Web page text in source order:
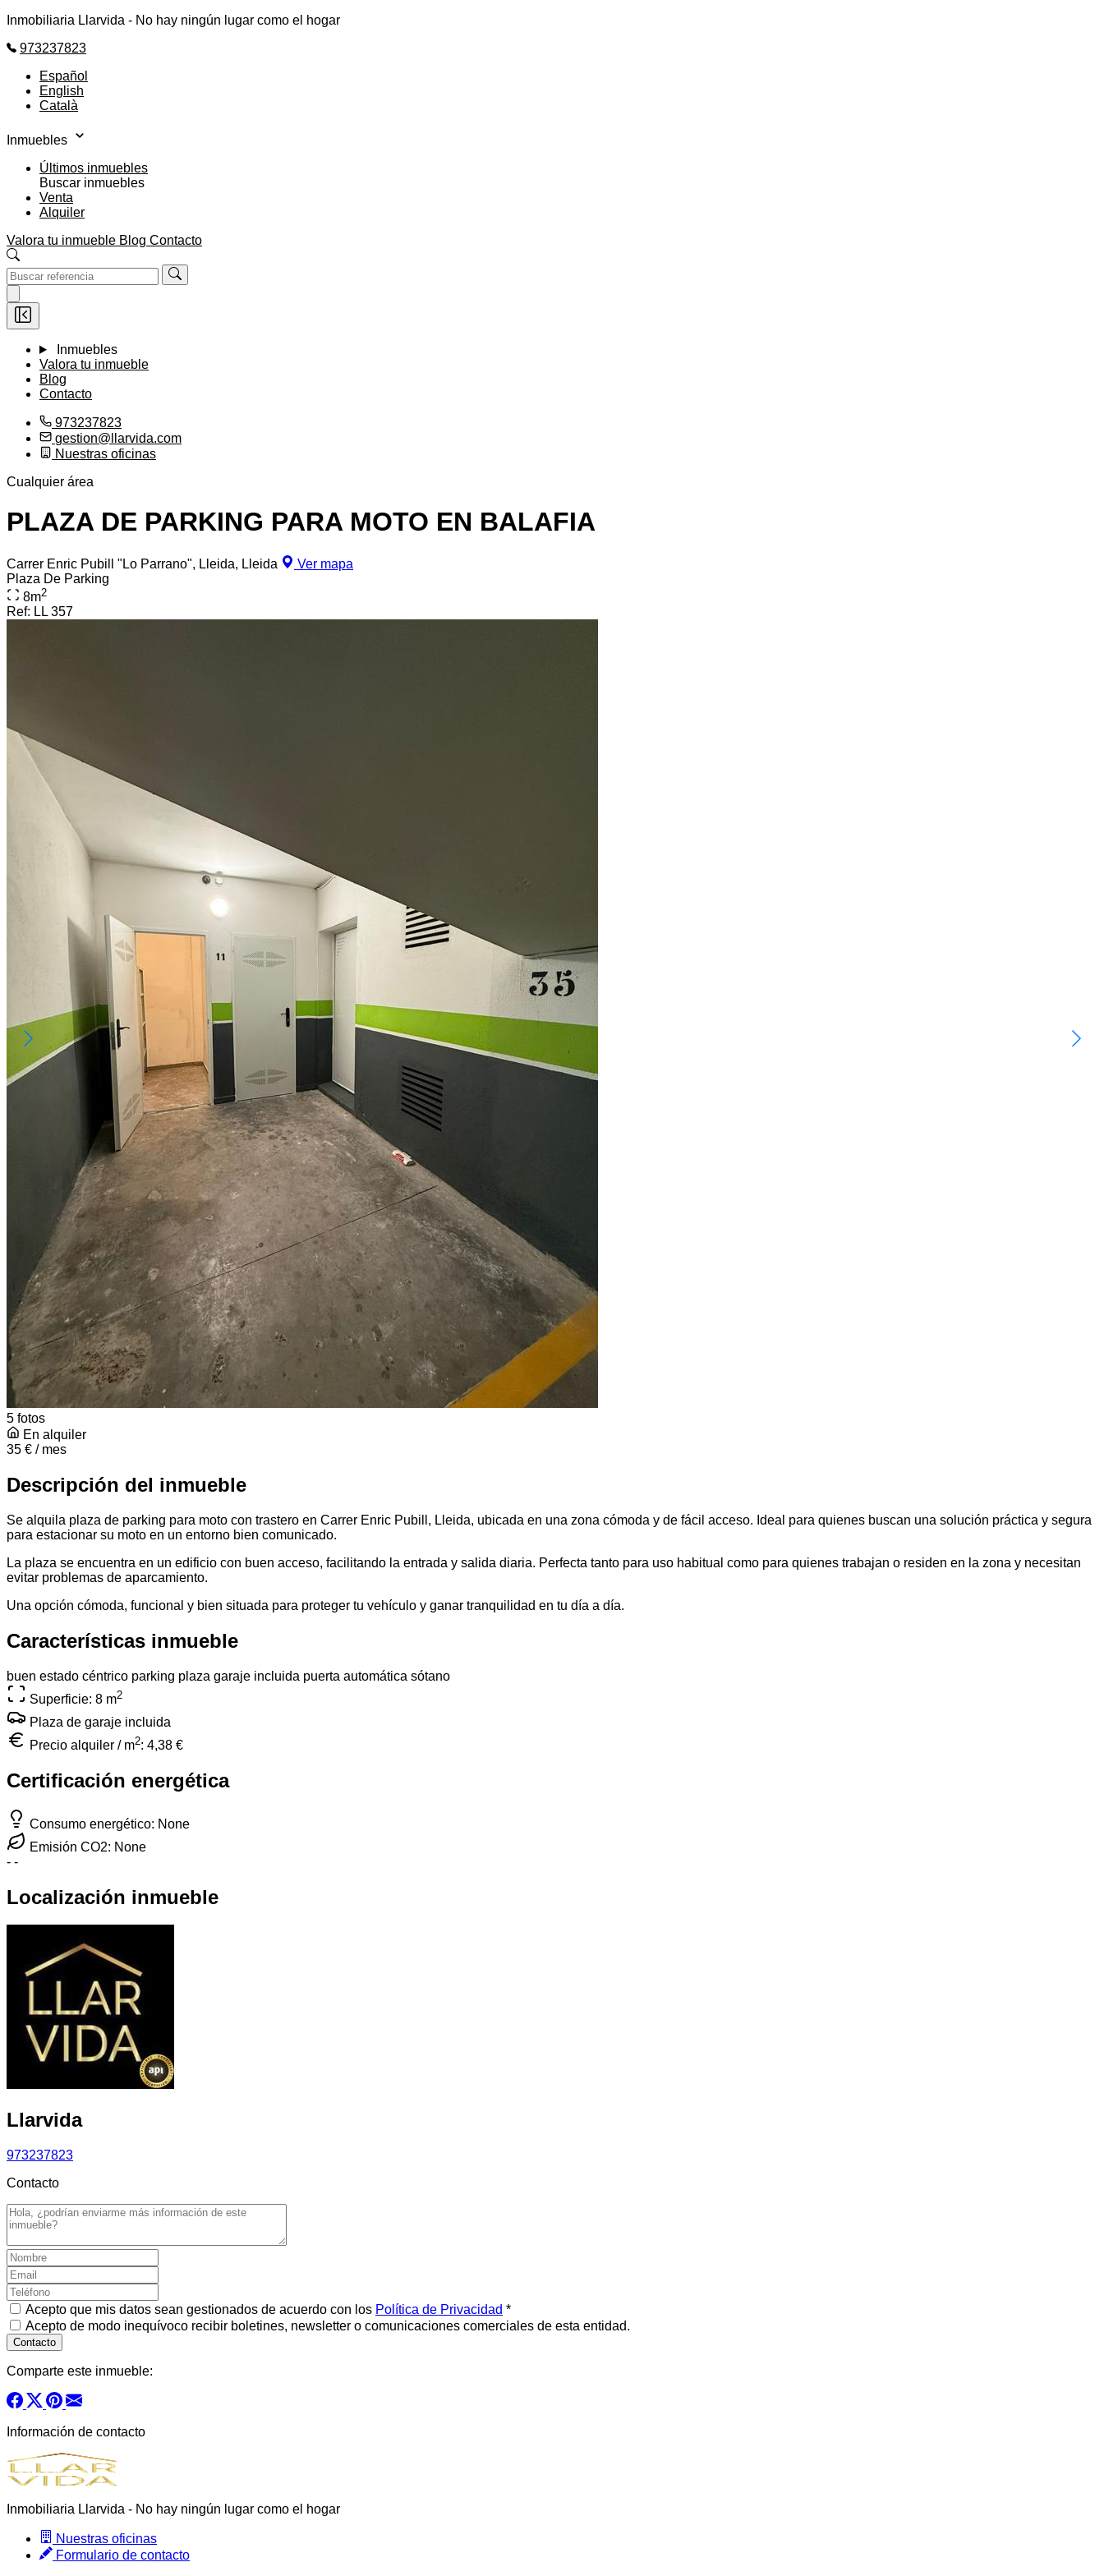
Inmobiliaria Llarvida - No hay ningún lugar como el hogar
973237823
Español
English
Català
Inmuebles
Últimos inmuebles
Buscar inmuebles
Venta
Alquiler
Valora tu inmueble Blog Contacto
Inmuebles
Valora tu inmueble
Blog
Contacto
973237823
gestion@llarvida.com
Nuestras oficinas
Cualquier área
PLAZA DE PARKING PARA MOTO EN BALAFIA
Carrer Enric Pubill "Lo Parrano", Lleida, Lleida
Ver mapa
Plaza De Parking
8m2
Ref: LL 357
5 fotos
En alquiler
35 € / mes
Descripción del inmueble
Se alquila plaza de parking para moto con trastero en Carrer Enric Pubill, Lleida, ubicada en una zona cómoda y de fácil acceso. Ideal para quienes buscan una solución práctica y segura
para estacionar su moto en un entorno bien comunicado.
La plaza se encuentra en un edificio con buen acceso, facilitando la entrada y salida diaria. Perfecta tanto para uso habitual como para quienes trabajan o residen en la zona y necesitan
evitar problemas de aparcamiento.
Una opción cómoda, funcional y bien situada para proteger tu vehículo y ganar tranquilidad en tu día a día.
Características inmueble
buen estado céntrico parking plaza garaje incluida puerta automática sótano
Superficie: 8 m2
Plaza de garaje incluida
Precio alquiler / m2: 4,38 €
Certificación energética
Consumo energético: None
Emisión CO2: None
- -
Localización inmueble
Llarvida
973237823
Contacto
Acepto que mis datos sean gestionados de acuerdo con los Política de Privacidad *
Acepto de modo inequívoco recibir boletines, newsletter o comunicaciones comerciales de esta entidad.
Comparte este inmueble:
Información de contacto
Inmobiliaria Llarvida - No hay ningún lugar como el hogar
Nuestras oficinas
Formulario de contacto